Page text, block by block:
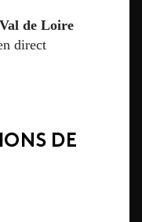
de Loire
direct
DE